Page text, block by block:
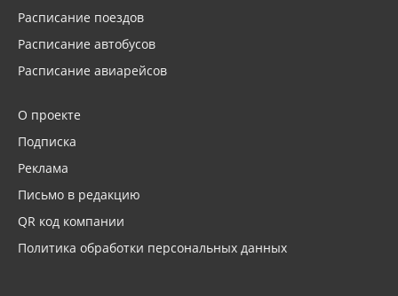
Расписание поездов
Расписание автобусов
Расписание авиарейсов
О проекте
Подписка
Реклама
Письмо в редакцию
QR код компании
Политика обработки персональных данных